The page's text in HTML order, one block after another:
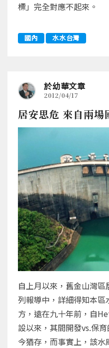
標」完全對應不起來。
國內 水水台灣
於幼華文章
2012/04/17
居安思危 來自兩場
自上月以來，舊金山灣
列報導中，詳細得知本
方，遠在九十年前，自
設以來，其間開發vs.保
今猶存，而事實上，該